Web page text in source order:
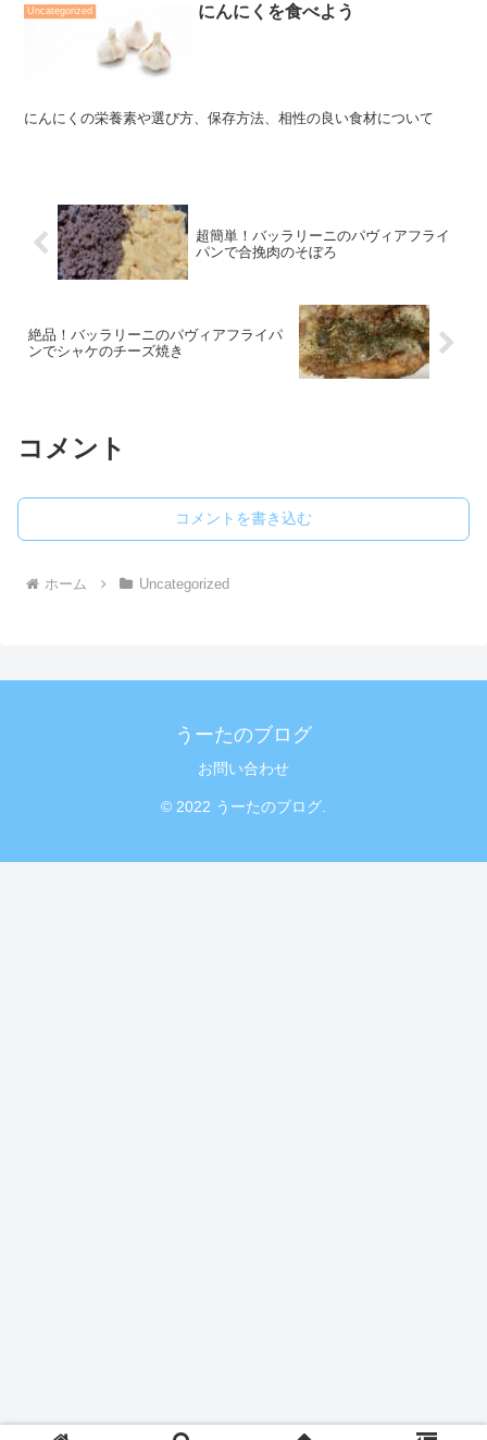
Uncategorized にんにくを食べよう
にんにくの栄養素や選び方、保存方法、相性の良い食材について
超簡単！バッラリーニのパヴィアフライ
パンで合挽肉のそぼろ
絶品！バッラリーニのパヴィアフライパ
ンでシャケのチーズ焼き
コメント
コメントを書き込む
ホーム Uncategorized
うーたのブログ
お問い合わせ
© 2022 うーたのブログ.